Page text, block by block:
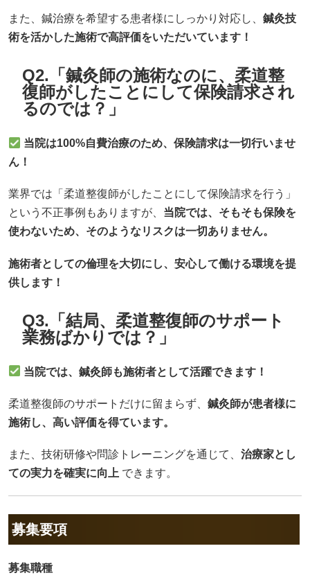
また、鍼治療を希望する患者様にしっかり対応し、 鍼灸技
術を活かした施術で高評価をいただいています！
Q2.「鍼灸師の施術なのに、柔道整
復師がしたことにして保険請求され
るのでは？」
当院は100%自費治療のため、保険請求は一切行いませ
ん！
業界では「柔道整復師がしたことにして保険請求を行う」
という不正事例もありますが、 当院では、そもそも保険を
使わないため、そのようなリスクは一切ありません。
施術者としての倫理を大切にし、安心して働ける環境を提
供します！
Q3.「結局、柔道整復師のサポート
業務ばかりでは？」
当院では、鍼灸師も施術者として活躍できます！
柔道整復師のサポートだけに留まらず、 鍼灸師が患者様に
施術し、高い評価を得ています。
また、技術研修や問診トレーニングを通じて、 治療家とし
ての実力を確実に向上 できます。
募集要項
募集職種